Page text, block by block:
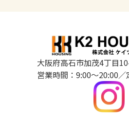
大阪府高石市加茂4丁目
営業時間：9:00～20:00